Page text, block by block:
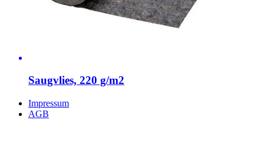
Saugvlies, 220 g/m2
Impressum
AGB